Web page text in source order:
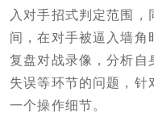
入对手招式判定范围
间，在对手被逼入墙角
复盘对战录像，分析自
失误等环节的问题，针
一个操作细节。